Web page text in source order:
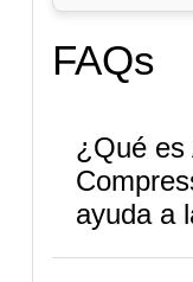
FAQs
¿Qué es
ayuda a